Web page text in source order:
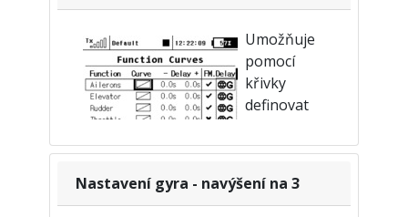
Umožňuje
pomocí
křivky
definovat
pozicí
Po aktivaci tohoto modulu lze použít
Nastavení gyra - navýšení na 3